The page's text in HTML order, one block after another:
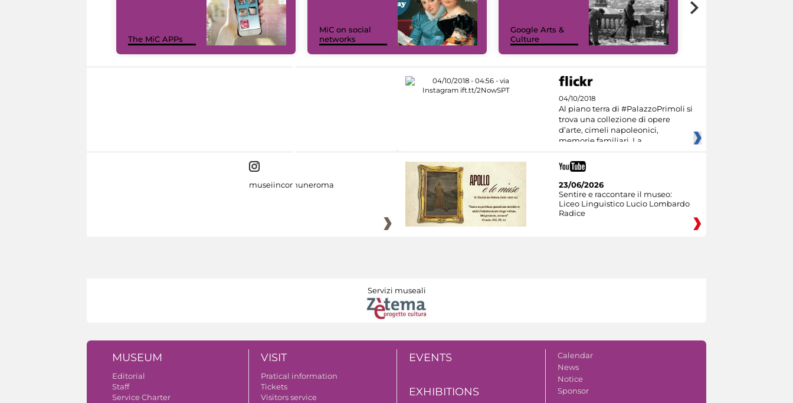
The MiC APPs
MiC on social
networks
Google Arts &
Culture
04/10/2018
Al piano terra di #PalazzoPrimoli si
trova una collezione di opere
d’arte, cimeli napoleonici,
memorie familiari. La
museiincomuneroma
23/06/2026
Sentire e raccontare il museo:
Liceo Linguistico Lucio Lombardo
Radice
Servizi museali
MUSEUM
Editorial
Staff
Service Charter
VISIT
Pratical information
Tickets
Visitors service
EVENTS
EXHIBITIONS
Calendar
News
Notice
Sponsor